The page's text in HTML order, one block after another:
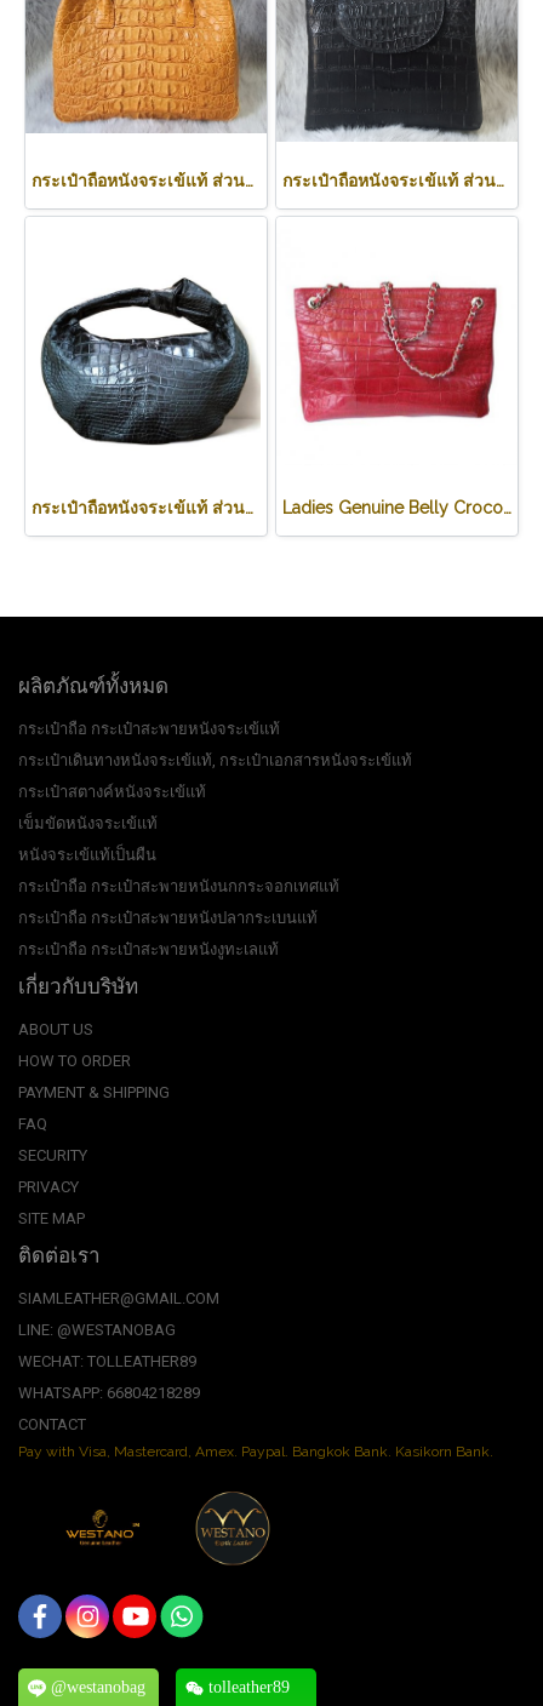
กระเป๋าถือหนังจระเข้แท้ ส่วนหลัง สีน้ำตาลอ่อน (สีแทน) รหัสCODE: CRW0218H-02-BACK-TAN กระเป๋าถือหนังจระเข้แท้ ส่วนท้อง สีดำ รหัส CRW0219H-BL
กระเป๋าถือหนังจระเข้แท้ ส่วนท้อง สีดำ ทรงนิ่ม น้ำหนักเบา รหัส CODE: CRW0222H-BL Ladies Genuine Belly Crocodile Leather Shoulder Bag in Red Crocodile Skin #CRW213H
ผลิตภัณฑ์ทั้งหมด
กระเป๋าถือ กระเป๋าสะพายหนังจระเข้แท้
กระเป๋าเดินทางหนังจระเข้แท้, กระเป๋าเอกสารหนังจระเข้แท้
กระเป๋าสตางค์หนังจระเข้แท้
เข็มขัดหนังจระเข้แท้
หนังจระเข้แท้เป็นผืน
กระเป๋าถือ กระเป๋าสะพายหนังนกกระจอกเทศแท้
กระเป๋าถือ กระเป๋าสะพายหนังปลากระเบนแท้
กระเป๋าถือ กระเป๋าสะพายหนังงูทะเลแท้
เกี่ยวกับบริษัท
ABOUT US
HOW TO ORDER
PAYMENT & SHIPPING
FAQ
SECURITY
PRIVACY
SITE MAP
ติดต่อเรา
SIAMLEATHER@GMAIL.COM
LINE: @WESTANOBAG
WECHAT: TOLLEATHER89
WHATSAPP: 66804218289
CONTACT
Pay with Visa, Mastercard, Amex. Paypal. Bangkok Bank. Kasikorn Bank.
@westanobag tolleather89